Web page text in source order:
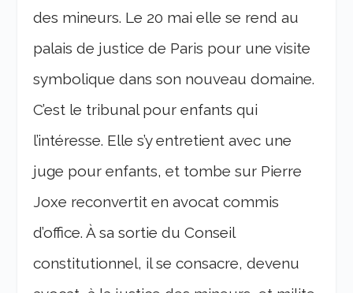
des mineurs. Le 20 mai elle se rend au
palais de justice de Paris pour une visite
symbolique dans son nouveau domaine.
C’est le tribunal pour enfants qui
l’intéresse. Elle s’y entretient avec une
juge pour enfants, et tombe sur Pierre
Joxe reconvertit en avocat commis
d’office. À sa sortie du Conseil
constitutionnel, il se consacre, devenu